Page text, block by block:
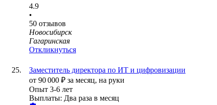
4.9
•
50 отзывов
Новосибирск
Гагаринская
Откликнуться
Заместитель директора по ИТ и цифровизации
от 90 000 ₽ за месяц, на руки
Опыт 3-6 лет
Выплаты: Два раза в месяц